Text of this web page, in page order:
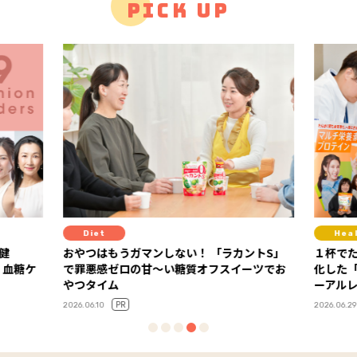
PICK UP
もうガマンしない！ 「ラカントS」
ゼロの甘～い糖質オフスイーツでお
１杯でたんぱく質も栄養素
化した「ディアナチュラア